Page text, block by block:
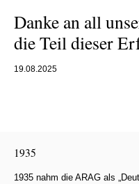
Danke an all
die Teil dieser
19.08.2025
1935
1935 nahm die ARAG als